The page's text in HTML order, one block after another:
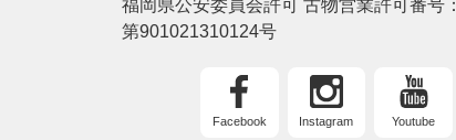
福岡県公安委員会許可 古物営業許可番号：
第901021310124号
Facebook Instagram Youtube